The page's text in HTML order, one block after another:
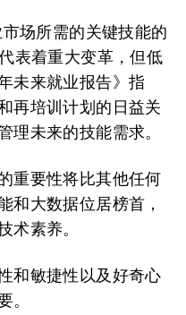
场所需的关键技能的
表着重大变革，但低
未来就业报告》指
再培训计划的日益关
理未来的技能需求。
重要性将比其他任何
和大数据位居榜首，
术素养。
和敏捷性以及好奇心
。